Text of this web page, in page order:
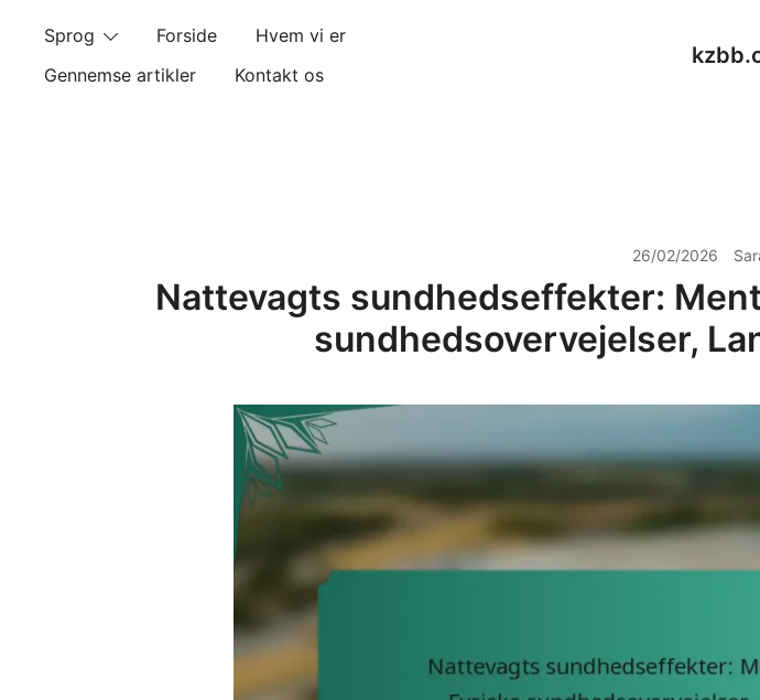
content
Sprog Forside
Hvem vi er
Gennemse artikler
Kontakt os
26/02/2026
Nattevagts sundhedseffekter:
sundhedsovervejelser,